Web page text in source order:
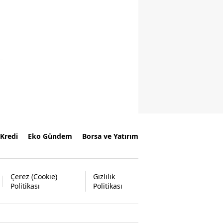
Kredi Eko Gündem Borsa ve Yatırım
Çerez (Cookie)
Politikası
Gizlilik
Politikası